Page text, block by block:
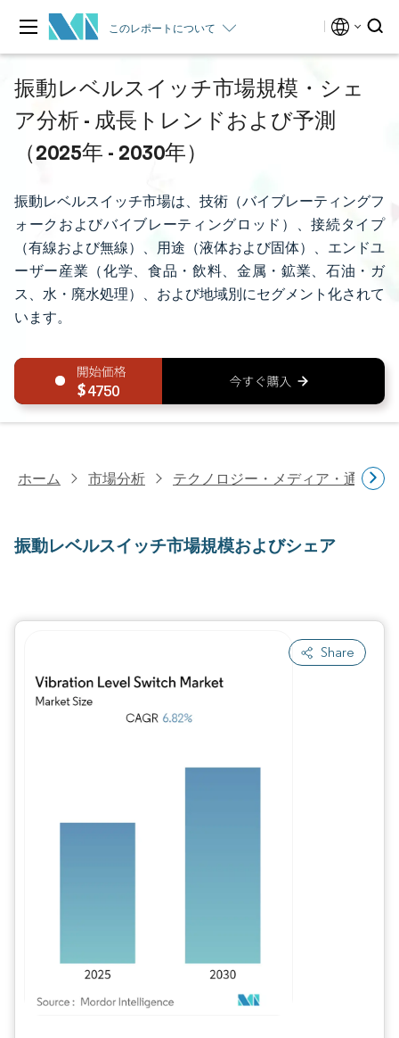
このレポートについて
振動レベルスイッチ市場規模・シェ
ア分析 - 成長トレンドおよび予測
（2025年 - 2030年）
振動レベルスイッチ市場は、技術（バイブレーティングフ
ォークおよびバイブレーティングロッド）、接続タイプ
（有線および無線）、用途（液体および固体）、エンドユ
ーザー産業（化学、食品・飲料、金属・鉱業、石油・ガ
ス、水・廃水処理）、および地域別にセグメント化されて
います。
4750
ホーム 市場分析 テクノロジー・メディア・通信研
振動レベルスイッチ市場規模およびシェア
Share